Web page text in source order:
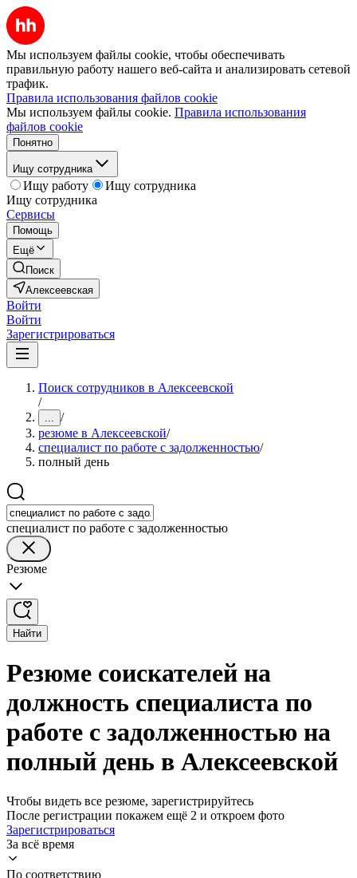
Мы используем файлы cookie, чтобы обеспечивать
правильную работу нашего веб-сайта и анализировать сетевой
трафик.
Правила использования файлов cookie
Мы используем файлы cookie. Правила использования
файлов cookie
Понятно
Ищу сотрудника
Ищу работу
Ищу сотрудника
Ищу сотрудника
Сервисы
Помощь
Ещё
Поиск
Алексеевская
Войти
Войти
Зарегистрироваться
Поиск сотрудников в Алексеевской
/
... /
резюме в Алексеевской/
специалист по работе с задолженностью/
полный день
специалист по работе с задолженностью
Резюме
Найти
Резюме соискателей на
должность специалиста по
работе с задолженностью на
полный день в Алексеевской
Чтобы видеть все резюме, зарегистрируйтесь
После регистрации покажем ещё 2 и откроем фото
Зарегистрироваться
За всё время
По соответствию